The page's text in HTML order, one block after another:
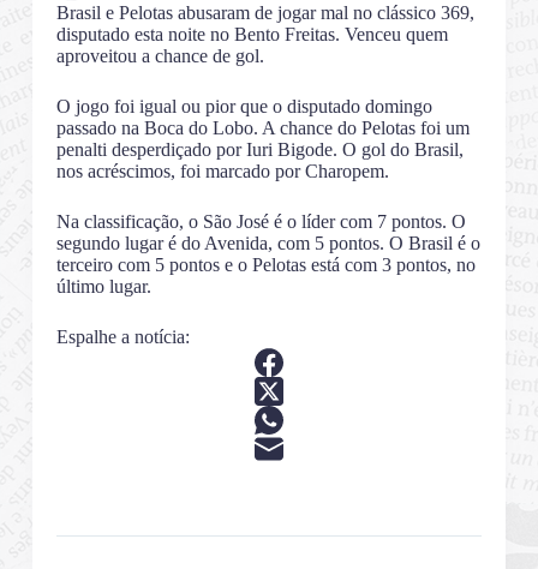
Brasil e Pelotas abusaram de jogar mal no clássico 369,
disputado esta noite no Bento Freitas. Venceu quem
aproveitou a chance de gol.
O jogo foi igual ou pior que o disputado domingo
passado na Boca do Lobo. A chance do Pelotas foi um
penalti desperdiçado por Iuri Bigode. O gol do Brasil,
nos acréscimos, foi marcado por Charopem.
Na classificação, o São José é o líder com 7 pontos. O
segundo lugar é do Avenida, com 5 pontos. O Brasil é o
terceiro com 5 pontos e o Pelotas está com 3 pontos, no
último lugar.
Espalhe a notícia: